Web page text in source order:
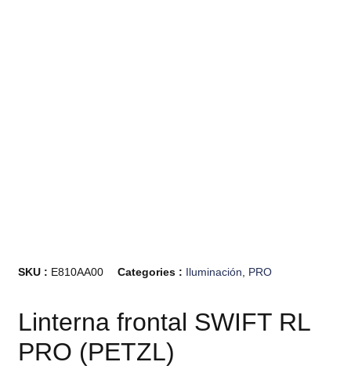
SKU : E810AA00 Categories : Iluminación PRO
Linterna frontal SWIFT RL
PRO (PETZL)